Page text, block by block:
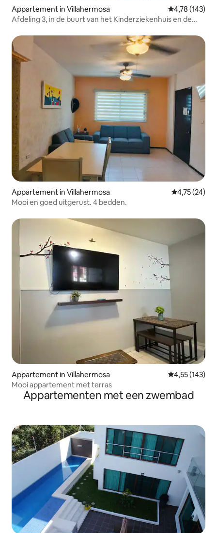
Appartement in Villahermosa Gemiddelde
4,78 (143)
Afdeling 3, in de buurt van het Kinderziekenhuis en de
Geneeskunde
Appartement in Villahermosa Gemiddelde
4,75 (24)
Mooi en goed uitgerust. 4 bedden.
Appartement in Villahermosa Gemiddelde
4,55 (143)
Mooi appartement met terras
Appartementen met een zwembad